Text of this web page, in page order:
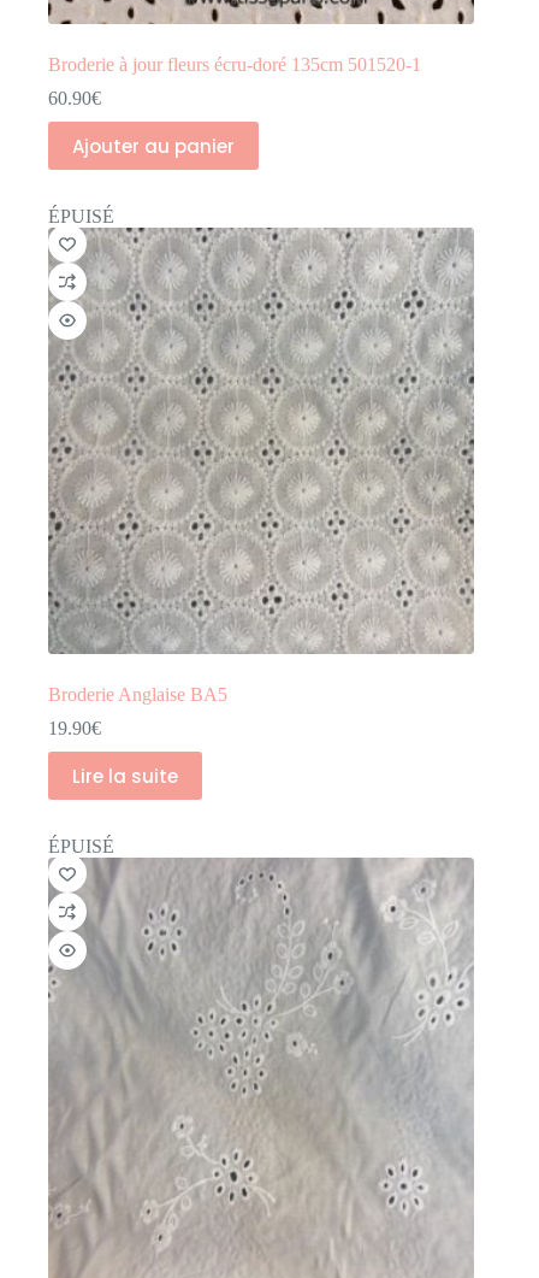
Broderie à jour fleurs écru-doré 135cm 501520-1
60.90€
Ajouter au panier
ÉPUISÉ
Broderie Anglaise BA5
19.90€
Lire la suite
ÉPUISÉ